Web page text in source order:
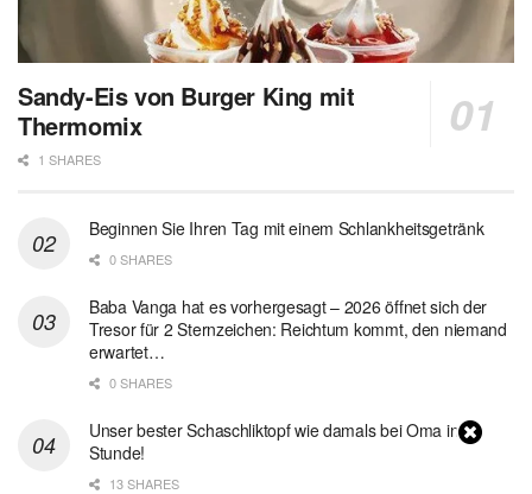
Sandy-Eis von Burger King mit
Thermomix
1 SHARES
Beginnen Sie Ihren Tag mit einem Schlankheitsgetränk
0 SHARES
Baba Vanga hat es vorhergesagt – 2026 öffnet sich der
Tresor für 2 Sternzeichen: Reichtum kommt, den niemand
erwartet…
0 SHARES
Unser bester Schaschliktopf wie damals bei Oma in 1
Stunde!
13 SHARES